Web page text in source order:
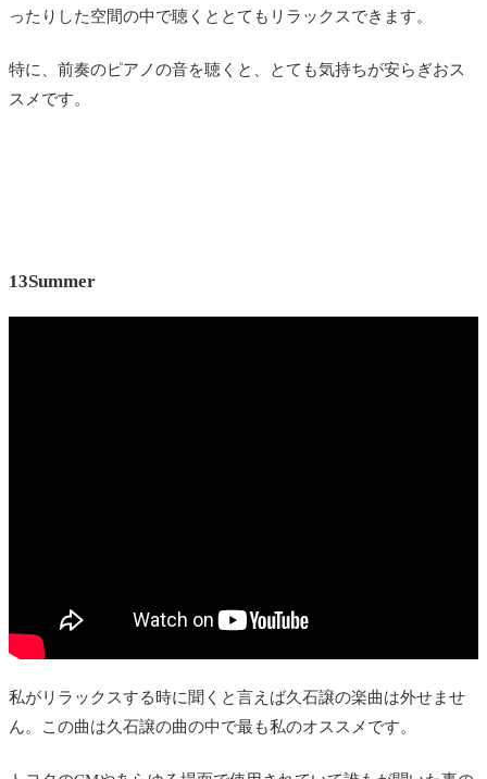
ったりした空間の中で聴くととてもリラックスできます。
特に、前奏のピアノの音を聴くと、とても気持ちが安らぎおス
スメです。
13Summer
私がリラックスする時に聞くと言えば久石譲の楽曲は外せませ
ん。この曲は久石譲の曲の中で最も私のオススメです。